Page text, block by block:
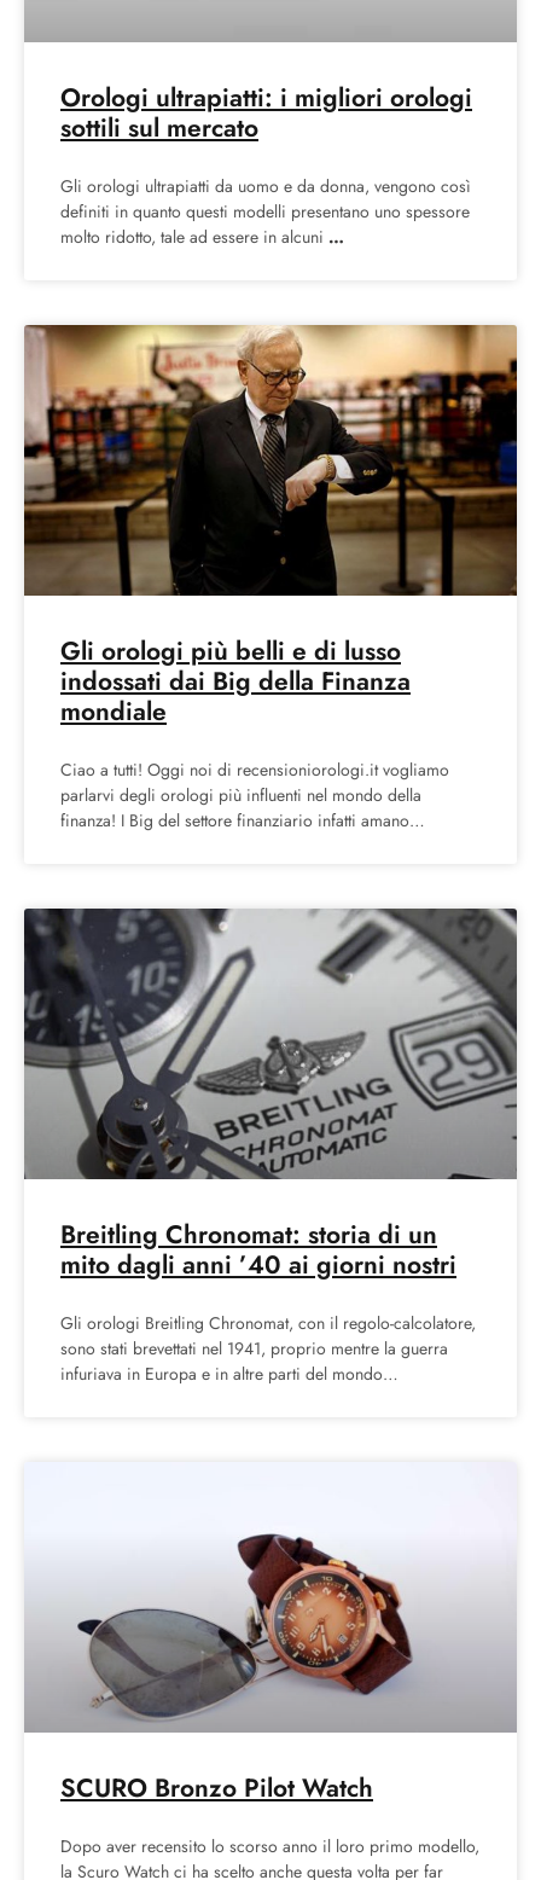
Orologi ultrapiatti: i migliori orologi
sottili sul mercato
Gli orologi ultrapiatti da uomo e da donna, vengono così
definiti in quanto questi modelli presentano uno spessore
molto ridotto, tale ad essere in alcuni
Gli orologi più belli e di lusso
indossati dai Big della Finanza
mondiale
Ciao a tutti! Oggi noi di recensioniorologi.it vogliamo
parlarvi degli orologi più influenti nel mondo della
finanza! I Big del settore finanziario infatti amano
Breitling Chronomat: storia di un
mito dagli anni ’40 ai giorni nostri
Gli orologi Breitling Chronomat, con il regolo-calcolatore,
sono stati brevettati nel 1941, proprio mentre la guerra
infuriava in Europa e in altre parti del mondo
SCURO Bronzo Pilot Watch
Dopo aver recensito lo scorso anno il loro primo modello,
la Scuro Watch ci ha scelto anche questa volta per far